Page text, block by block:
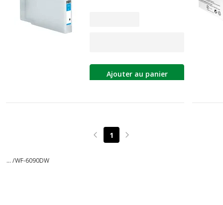
Ajouter au panier
Page précédente
1 Page suivante
... /WF-6090DW